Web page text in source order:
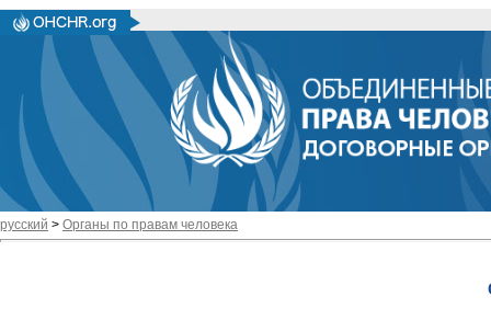
русский > Органы по правам человека